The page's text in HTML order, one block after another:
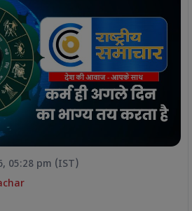
05:28 pm (IST)